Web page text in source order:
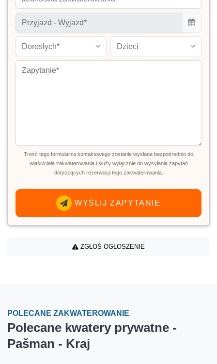
Dorosłych* Dzieci
Treść tego formularza kontaktowego zostanie wysłana bezpośrednio do
właściciela zakwaterowania i służy wyłącznie do wysyłania zapytań
dotyczących rezerwacji tego zakwaterowania.
WYŚLIJ ZAPYTANIE
ZGŁOŚ OGŁOSZENIE
POLECANE ZAKWATEROWANIE
Polecane kwatery prywatne -
Pašman - Kraj